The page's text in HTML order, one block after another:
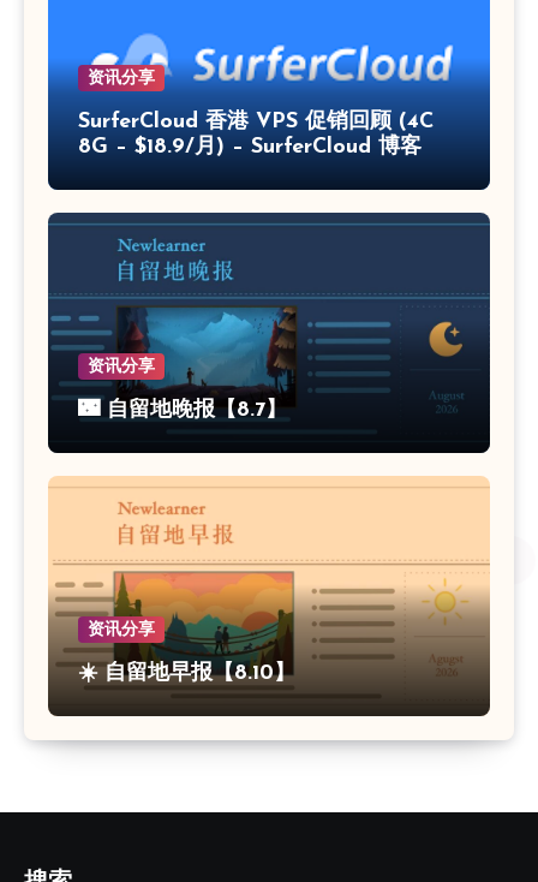
资讯分享
SurferCloud 香港 VPS 促销回顾 (4C
8G – $18.9/月) – SurferCloud 博客
资讯分享
🌃 自留地晚报【8.7】
资讯分享
☀️ 自留地早报【8.10】